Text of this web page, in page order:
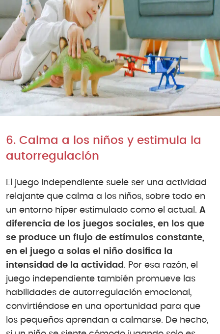
6. Calma a los niños y estimula la
autorregulación
El juego independiente suele ser una actividad
relajante que calma a los niños, sobre todo en
un entorno híper estimulado como el actual. A
diferencia de los juegos sociales, en los que
se produce un flujo de estímulos constante,
en el juego a solas el niño dosifica la
intensidad de la actividad . Por esa razón, el
juego independiente también promueve las
habilidades de autorregulación emocional,
convirtiéndose en una oportunidad para que
los pequeños aprendan a calmarse. De hecho,